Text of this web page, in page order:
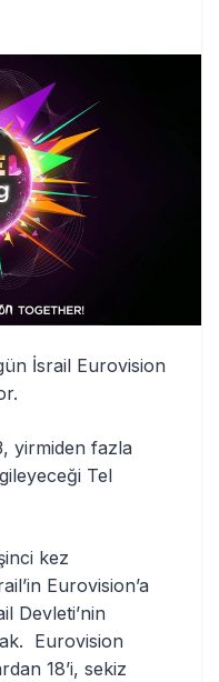
İsrail Eurovision
yirmiden fazla
Tel
kez
Eurovision’a
Devleti’nin
Eurovision
18’i, sekiz